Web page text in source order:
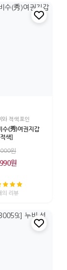
와 적색 포인
수(秀)여권지갑
색]
원
원
의 리뷰